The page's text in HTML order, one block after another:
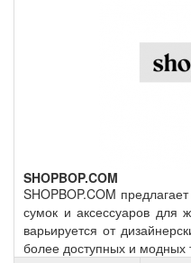
SHOPBOP.COM
SHOPBOP.COM
сумок и аксессуаров для
варьируется от
более доступных и модных